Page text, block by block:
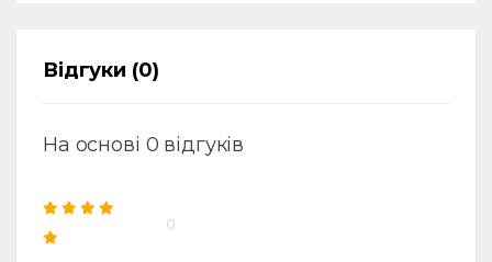
Відгуки (0)
На основі 0 відгуків
0